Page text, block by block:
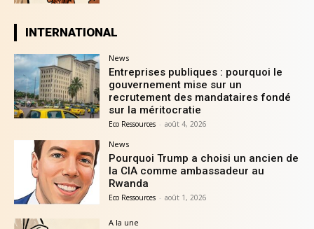
INTERNATIONAL
News
Entreprises publiques : pourquoi le
gouvernement mise sur un
recrutement des mandataires fondé
sur la méritocratie
Eco Ressources - août 4, 2026
News
Pourquoi Trump a choisi un ancien de
la CIA comme ambassadeur au
Rwanda
Eco Ressources - août 1, 2026
A la une